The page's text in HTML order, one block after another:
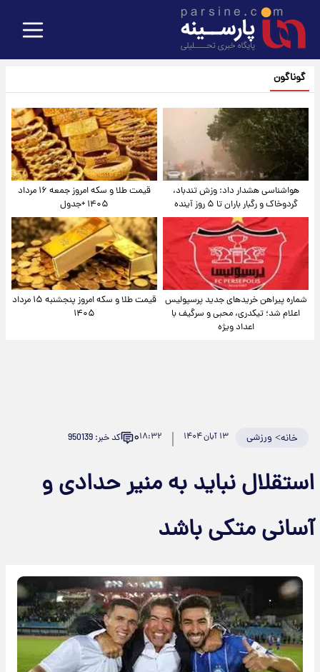
گوناگون
هواشناسی هشدار داد: وزش تندباد،
گردوخاک و رگبار باران تا ۵ روز آینده
قیمت طلا و سکه امروز جمعه ۱۶ مرداد
۱۴۰۵ +جدول
شماره پیراهن خریدهای جدید پرسپولیس
اعلام شد؛ تیکدری، محبی و سرگیف با
اعداد ویژه
قیمت طلا و سکه امروز پنجشنبه ۱۵ مرداد
۱۴۰۵
خانه> ورزشی ۱۳ آبان ۱۴۰۴ ۱۸:۳۲۰ کد خبر: 950139
استقلال نباید به منیر حدادی و
آسانی متکی باشد